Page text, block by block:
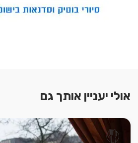
אולי יעניין אותך גם